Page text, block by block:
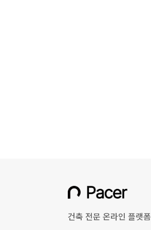
건축 전문 온라인 플랫폼